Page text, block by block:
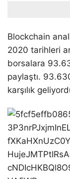
Blockchain
2020 tarihleri
borsalara
paylaştı.
karşılık